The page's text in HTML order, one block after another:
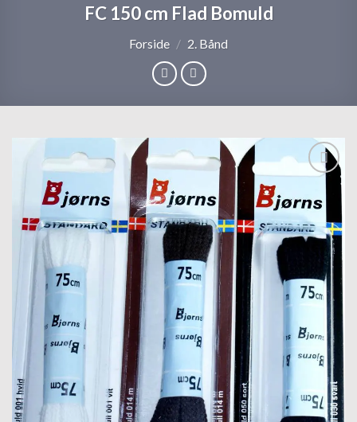
FC 150 cm Flad Bomuld
Forside / 2. Bånd
Tilføj til
hurtigliste